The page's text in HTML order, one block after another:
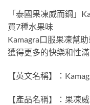
「泰國果凍威而鋼」
買7種水果味
Kamagra口服果凍幫
獲得更多的快樂和性滿
【英文名稱】：
【產品名稱】：果凍